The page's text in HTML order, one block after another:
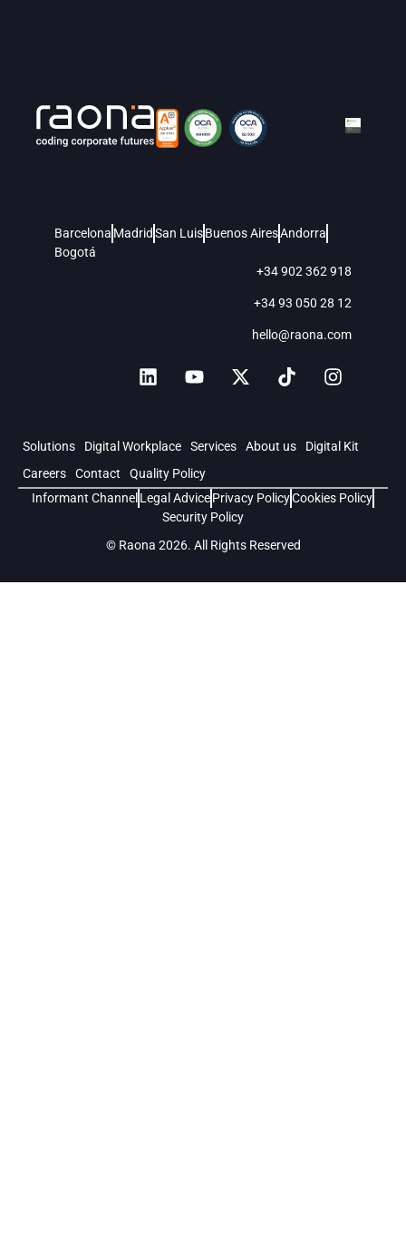
Barcelona MadridSan LuisBuenos AiresAndorra
Bogotá
+34 902 362 918
+34 93 050 28 12
hello@raona.com
Solutions Digital Workplace Services About us
Digital Kit
Careers
Contact Quality Policy
© Raona 2026. All Rights Reserved
Informant Channel Legal AdvicePrivacy PolicyCookies Policy
Security Policy